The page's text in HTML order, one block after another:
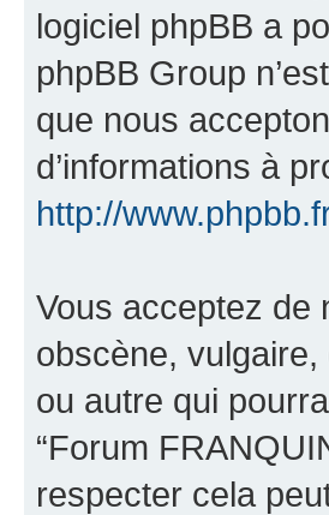
logiciel phpBB a
phpBB Group
que nous
d’informations à
http://
Vous acceptez de
obscène,
ou autre qui
“Forum
respecter cela